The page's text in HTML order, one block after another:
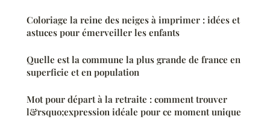
Coloriage la reine des neiges à imprimer : idées et
astuces pour émerveiller les enfants
Quelle est la commune la plus grande de france en
superficie et en population
Mot pour départ à la retraite : comment trouver
l&rsquo;expression idéale pour ce moment unique